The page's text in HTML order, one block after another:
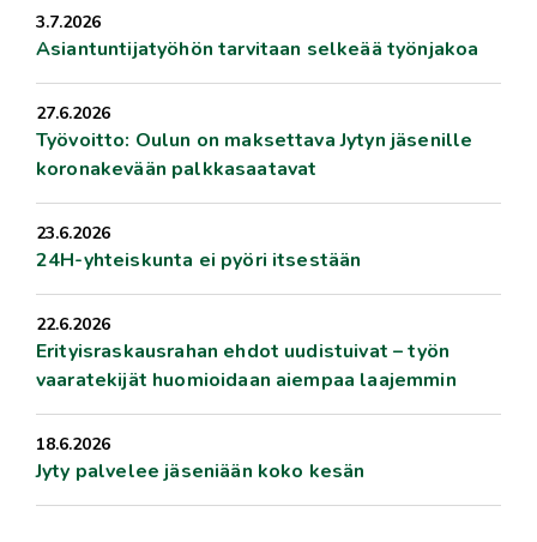
3.7.2026
Asiantuntijatyöhön tarvitaan selkeää työnjakoa
27.6.2026
Työvoitto: Oulun on maksettava Jytyn jäsenille
koronakevään palkkasaatavat
23.6.2026
24H-yhteiskunta ei pyöri itsestään
22.6.2026
Erityisraskausrahan ehdot uudistuivat – työn
vaaratekijät huomioidaan aiempaa laajemmin
18.6.2026
Jyty palvelee jäseniään koko kesän